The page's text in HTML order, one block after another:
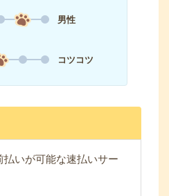
男性
コツコツ
いが可能な速払いサー